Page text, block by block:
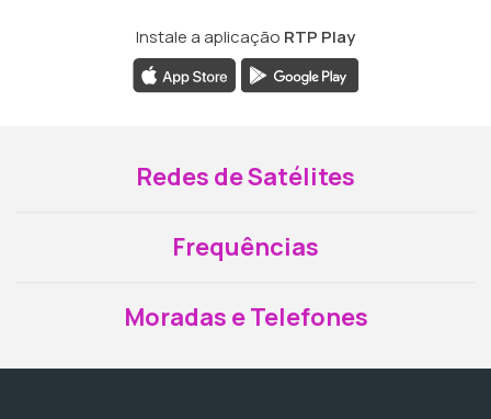
Instale a aplicação RTP Play
Redes de Satélites
Frequências
Moradas e Telefones